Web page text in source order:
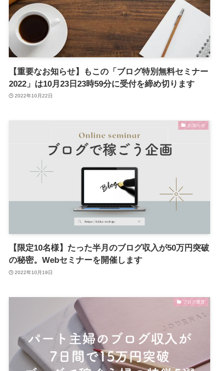
【重要なお知らせ】もこの「ブログ特別無料セミナー
2022」は10月23日23時59分に受付を締め切ります
2022年10月22日
お知らせ
【限定10名様】たった半月のブログ収入が50万円突破
の秘密。Webセミナーを開催します
2022年10月19日
ブログ運営